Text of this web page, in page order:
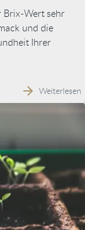
Brix-Wert sehr
und die
Ihrer
Weiterlesen